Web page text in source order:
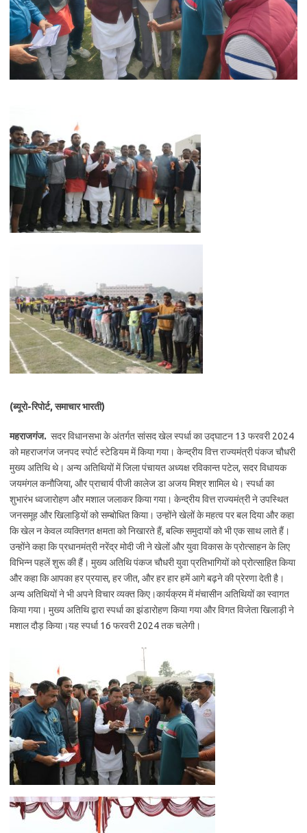
(ब्यूरो-रिपोर्ट, समाचार भारती)
महराजगंज. सदर विधानसभा के अंतर्गत सांसद खेल स्पर्धा का उद्घाटन 13 फरवरी 2024
को महराजगंज जनपद स्पोर्ट स्टेडियम में किया गया। केन्द्रीय वित्त राज्यमंत्री पंकज चौधरी
मुख्य अतिथि थे। अन्य अतिथियों में जिला पंचायत अध्यक्ष रविकान्त पटेल, सदर विधायक
जयमंगल कनौजिया, और प्राचार्य पीजी कालेज डा अजय मिश्र शामिल थे। स्पर्धा का
शुभारंभ ध्वजारोहण और मशाल जलाकर किया गया। केन्द्रीय वित्त राज्यमंत्री ने उपस्थित
जनसमूह और खिलाड़ियों को सम्बोधित किया। उन्होंने खेलों के महत्व पर बल दिया और कहा
कि खेल न केवल व्यक्तिगत क्षमता को निखारते हैं, बल्कि समुदायों को भी एक साथ लाते हैं।
उन्होंने कहा कि प्रधानमंत्री नरेंद्र मोदी जी ने खेलों और युवा विकास के प्रोत्साहन के लिए
विभिन्न पहलें शुरू की हैं। मुख्य अतिथि पंकज चौधरी युवा प्रतिभागियों को प्रोत्साहित किया
और कहा कि आपका हर प्रयास, हर जीत, और हर हार हमें आगे बढ़ने की प्रेरणा देती है।
अन्य अतिथियों ने भी अपने विचार व्यक्त किए।कार्यक्रम में मंचासीन अतिथियों का स्वागत
किया गया। मुख्य अतिथि द्वारा स्पर्धा का झंडारोहण किया गया और विगत विजेता खिलाड़ी ने
मशाल दौड़ किया।यह स्पर्धा 16 फरवरी 2024 तक चलेगी।